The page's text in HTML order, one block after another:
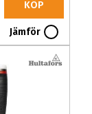
KÖP
Jämför